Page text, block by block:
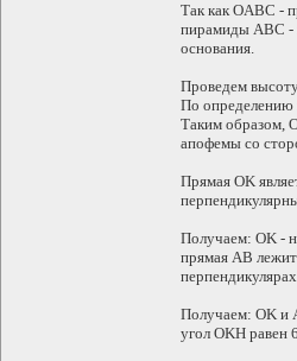
Так как OABC -
пирамиды ABC -
основания.
Проведем
По определению
Таким образом,
апофемы со
Прямая OK
Получаем: OK -
прямая AB
Получаем: OK и
угол OKH равен